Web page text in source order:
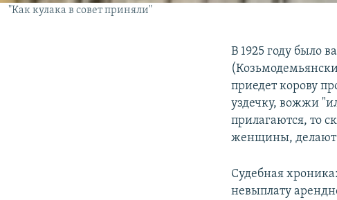
"Как кулака в совет приняли"
В 1925 году было
приедет корову
уздечку, вожжи
прилагаются, то
женщины, делают
Судебная
невыплату